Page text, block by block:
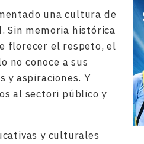
una cultura de
Sin memoria histórica
florecer el respeto, el
no conoce a sus
aspiraciones. Y
al sectori público y
y culturales